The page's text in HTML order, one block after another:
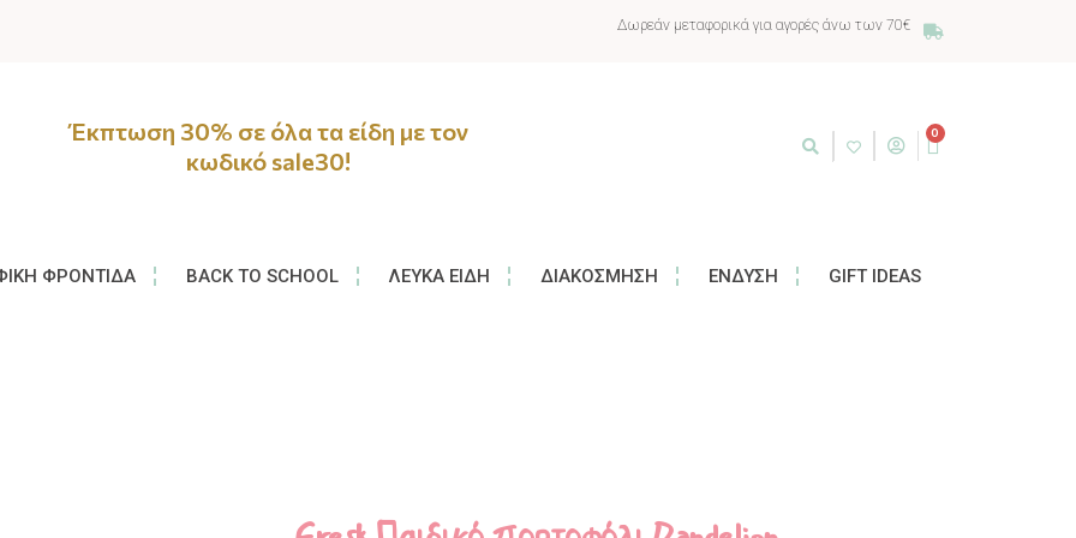
Δωρεάν μεταφορικά για αγορές άνω των 70€
Έκπτωση 30% σε όλα τα είδη με τον
κωδικό sale30!
0
ΦΡΟΝΤΊΔΑ BACK TO SCHOOL ΛΕΥΚΆ ΕΊΔΗ ΔΙΑΚΌΣΜΗΣΗ ΈΝΔΥΣΗ GIFT IDEAS